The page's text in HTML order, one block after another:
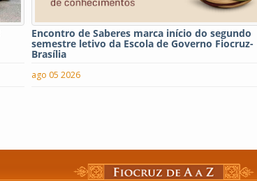
Encontro de Saberes marca início do segundo
semestre letivo da Escola de Governo Fiocruz-
Brasília
ago 05 2026